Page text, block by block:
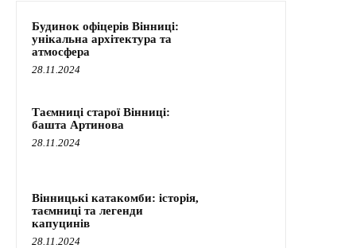
Будинок офіцерів Вінниці:
унікальна архітектура та
атмосфера
28.11.2024
Таємниці старої Вінниці:
башта Артинова
28.11.2024
Вінницькі катакомби: історія,
таємниці та легенди
капуцинів
28.11.2024